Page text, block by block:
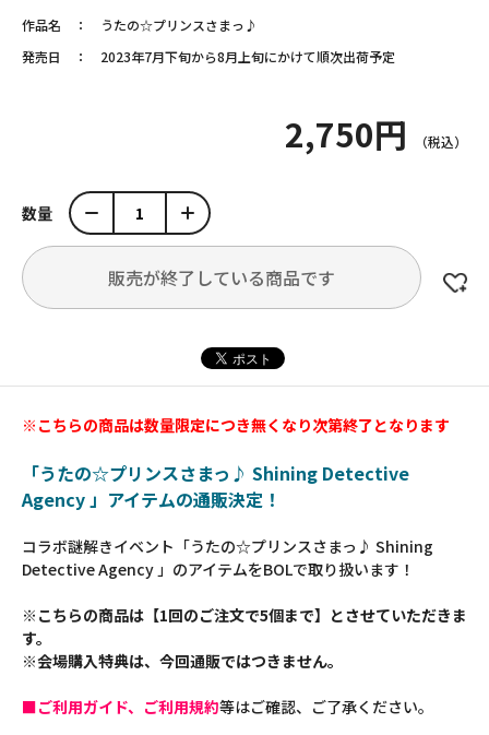
作品名
うたの☆プリンスさまっ♪
発売日
2023年7月下旬から8月上旬にかけて順次出荷予定
2,750円
数量
販売が終了している商品です
※こちらの商品は数量限定につき無くなり次第終了となります
「うたの☆プリンスさまっ♪ Shining Detective
Agency 」アイテムの通販決定！
コラボ謎解きイベント「うたの☆プリンスさまっ♪ Shining
Detective Agency 」のアイテムをBOLで取り扱います！
※こちらの商品は【1回のご注文で5個まで】とさせていただきま
す。
※会場購入特典は、今回通販ではつきません。
■ご利用ガイド、ご利用規約等はご確認、ご了承ください。